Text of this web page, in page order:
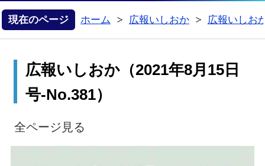
現在のページ ホーム
広報いしおか
広報いしお
広報いしおか（2021年8月15日
号-No.381）
全ページ見る